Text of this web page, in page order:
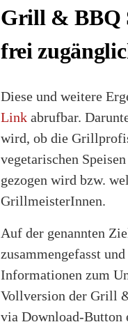
Grill & BBQ
frei
Diese und weitere
Link abrufbar.
wird, ob die
vegetarischen
gezogen wird bzw.
GrillmeisterInnen.
Auf der genannten
zusammengefasst
Informationen zum
Vollversion der Grill
via Download-Button